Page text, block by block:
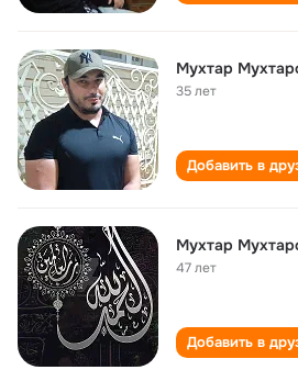
Мухтар
35 лет
Добавить в
Мухтар
47 лет
Добавить в